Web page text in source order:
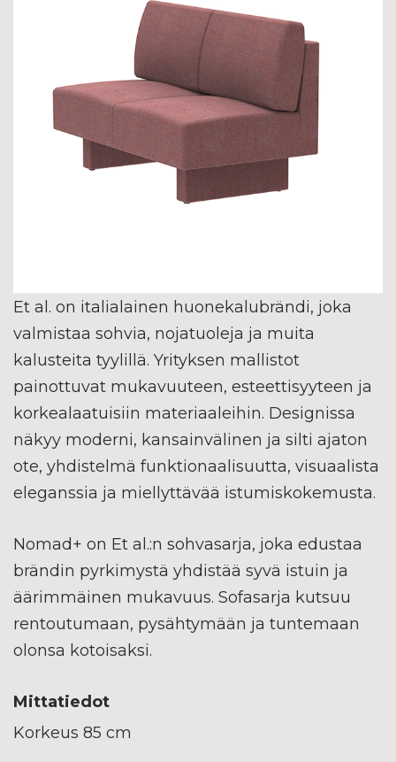
Et al. on italialainen huonekalubrändi, joka
valmistaa sohvia, nojatuoleja ja muita
kalusteita tyylillä. Yrityksen mallistot
painottuvat mukavuuteen, esteettisyyteen ja
korkealaatuisiin materiaaleihin. Designissa
näkyy moderni, kansainvälinen ja silti ajaton
ote, yhdistelmä funktionaalisuutta, visuaalista
eleganssia ja miellyttävää istumiskokemusta.
Nomad+ on Et al.:n sohvasarja, joka edustaa
brändin pyrkimystä yhdistää syvä istuin ja
äärimmäinen mukavuus. Sofasarja kutsuu
rentoutumaan, pysähtymään ja tuntemaan
olonsa kotoisaksi.
Mittatiedot
Korkeus 85 cm